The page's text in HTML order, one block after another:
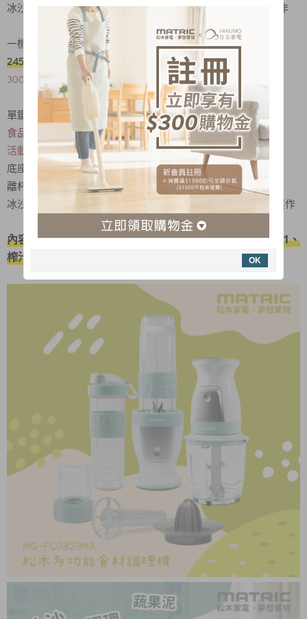
冰沙、奶昔、果汁、絞肉、切碎、研磨、攪拌、碎冰..輕鬆製作
一機多用途，滿足各式需求
24500高轉速大功率
300W高效馬達、多用途調理好幫手
單鍵直覺式操作，使用容易又簡單
食品級不鏽鋼刀頭，安心又耐用
活動式杯蓋環，外出攜帶好方便
底座止滑吸盤設計，防震防滑好安心
離杯停機、馬達過熱暫停，
雙重安全保護
冰沙、奶昔、果汁、絞肉、切碎、研磨、攪拌、碎冰..
輕鬆製作
內容 : 主機x1、隨行杯 (+杯蓋環)x1、調理杯x1、研磨杯x1、
榨汁器x1、冷凍棒x1
OK